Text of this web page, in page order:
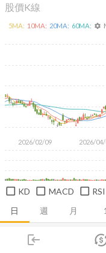
login
市場
股價K線
日 週 月
2026/02/09 2026/
5MA: 10MA: 20MA: 60MA: settings
KD MACD RSI
推薦卡片